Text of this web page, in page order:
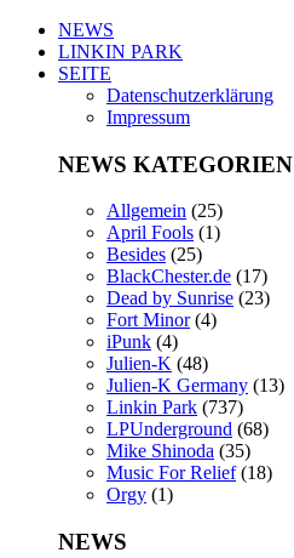
NEWS
LINKIN PARK
SEITE
Datenschutzerklärung
Impressum
NEWS KATEGORIEN
Allgemein (25)
April Fools (1)
Besides (25)
BlackChester.de (17)
Dead by Sunrise (23)
Fort Minor(4)
iPunk (4)
Julien-K (48)
Julien-K Germany (13)
Linkin Park (737)
LPUnderground (68)
Mike Shinoda (35)
Music For Relief(18)
Orgy (1)
NEWS